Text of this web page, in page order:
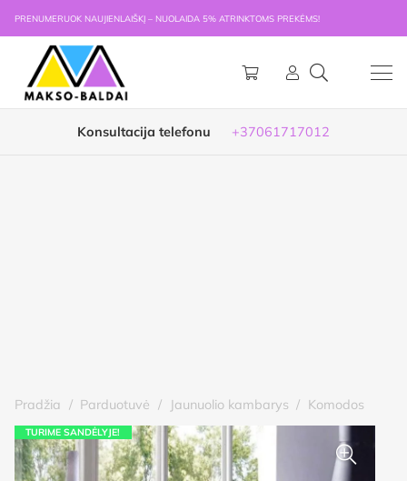
PRENUMERUOK NAUJIENLAIŠKĮ – NUOLAIDA 5% ATRINKTOMS PREKĖMS!
Konsultacija telefonu +37061717012
Pradžia / Parduotuvė / Jaunuolio kambarys / Komodos
TURIME SANDĖLYJE!